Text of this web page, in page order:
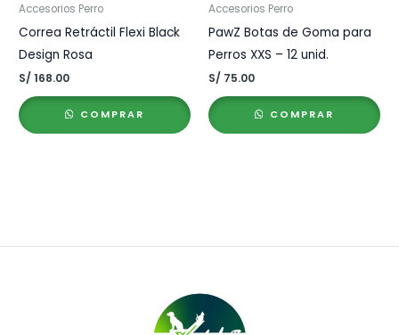
Accesorios Perro
Correa Retráctil Flexi Black
Design Rosa
S/ 168.00
COMPRAR
Accesorios Perro
PawZ Botas de Goma para
Perros XXS – 12 unid.
S/ 75.00
COMPRAR